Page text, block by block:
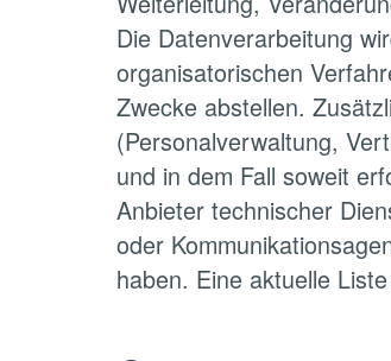
Die Datenverarbeitung
organisatorischen
Zwecke abstellen.
(Personalverwaltung,
und in dem Fall soweit
Anbieter technischer
oder
haben. Eine aktuelle